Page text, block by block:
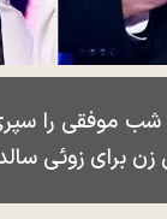
شب موفقی را
برای زوئی